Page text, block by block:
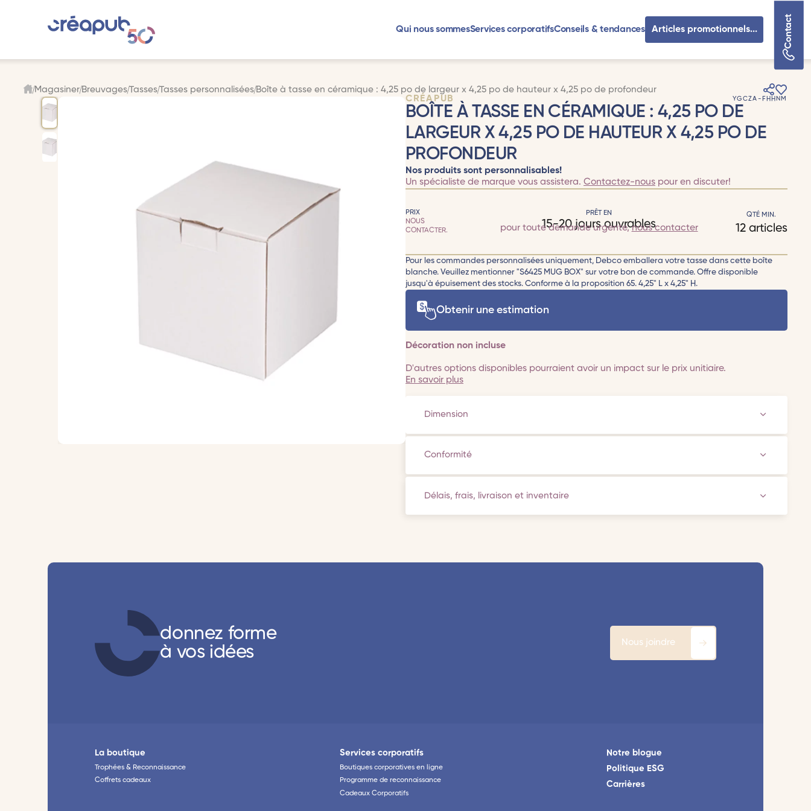
Qui nous sommesServices corporatifsConseils & tendances Contact
Articles promotionnels...
Magasiner Breuvages Tasses Tasses personnalisées Boîte à tasse en céramique : 4,25 po de largeur x 4,25 po de hauteur x 4,25 po de profondeur
CRÉAPUB YGCZA-FHHNM
BOÎTE À TASSE EN CÉRAMIQUE : 4,25 PO DE
LARGEUR X 4,25 PO DE HAUTEUR X 4,25 PO DE
PROFONDEUR
Nos produits sont personnalisables!
Un spécialiste de marque vous assistera. Contactez-nous pour en discuter!
PRIX
NOUS
CONTACTER.
PRÊT EN
15-20 jours ouvrables
pour toute demande urgente,nous contacter
QTÉ MIN.
12 articles
Pour les commandes personnalisées uniquement, Debco emballera votre tasse dans cette boîte
blanche. Veuillez mentionner "S6425 MUG BOX" sur votre bon de commande. Offre disponible
jusqu'à épuisement des stocks. Conforme à la proposition 65. 4,25" L x 4,25" H.
Obtenir une estimation
Décoration non incluse
D'autres options disponibles pourraient avoir un impact sur le prix unitiaire.
En savoir plus
Dimension
Conformité
Délais, frais, livraison et inventaire
donnez forme
à vos idées
Nous joindre
La boutique
Trophées & Reconnaissance
Coffrets cadeaux
Services corporatifs
Boutiques corporatives en ligne
Programme de reconnaissance
Cadeaux Corporatifs
Notre blogue
Politique ESG
Carrières